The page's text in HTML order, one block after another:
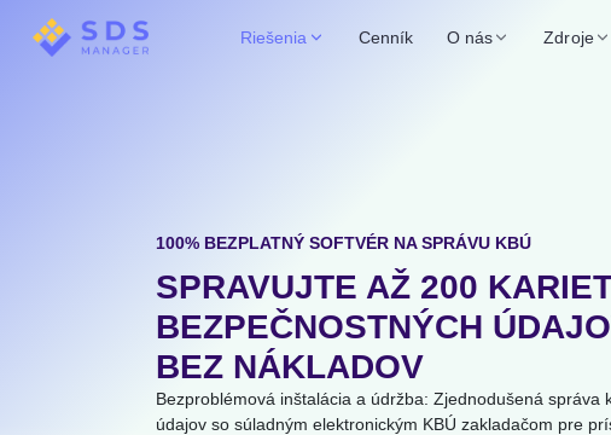
Riešenia Cenník O nás Zdroje
100% BEZPLATNÝ SOFTVÉR NA SPRÁVU KBÚ
SPRAVUJTE AŽ 200
BEZPEČNOSTNÝCH
BEZ NÁKLADOV
Bezproblémová inštalácia a údržba: Zjednodušená správa
údajov so súladným elektronickým KBÚ zakladačom pre